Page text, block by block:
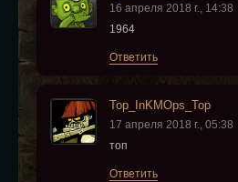
16 апреля 2018 г., 14:38
1964
Ответить
Top_InKMOps_Top
17 апреля 2018 г., 05:38
топ
Ответить